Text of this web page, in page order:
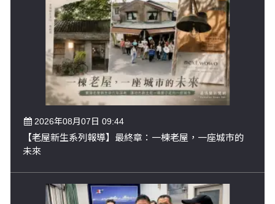
2026年08月07日 09:44
【老屋新生系列報導】最終章：一棟老屋，一座城市的
未來